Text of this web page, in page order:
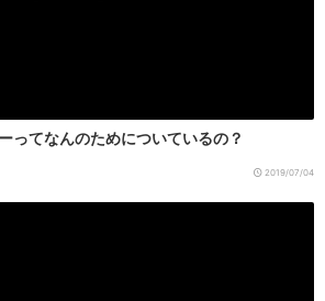
ってなんのためについているの？
2019/07/04